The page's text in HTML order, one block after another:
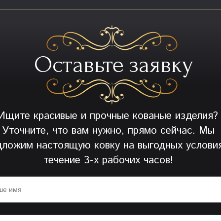
Оставьте заявку
красивые и прочные кованые изделия?
Уточните, что вам нужно, прямо сейчас. Мы
настоящую ковку на выгодных
течение 3-х рабочих часов!